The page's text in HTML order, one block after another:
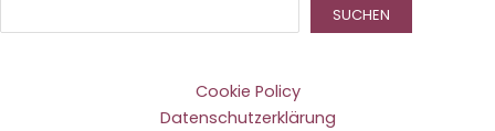
SUCHEN
Cookie Policy
Datenschutzerklärung